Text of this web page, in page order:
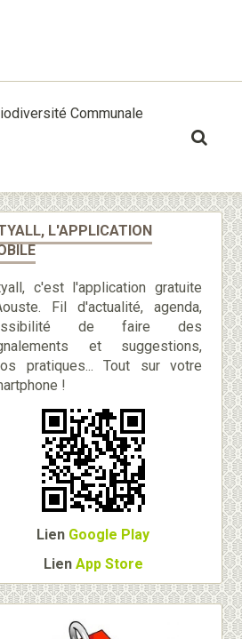
Communale
L'APPLICATION
c'est l'application gratuite
Fil d'actualité, agenda,
de faire des
et suggestions,
pratiques... Tout sur votre
!
Lien Google Play
Lien App Store